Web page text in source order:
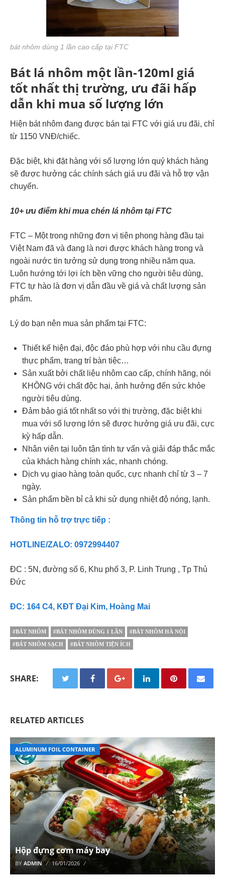
bát nhôm dùng 1 lần cao cấp tại FTC
Bát lá nhôm một lần-120ml giá
tốt nhất thị trường, ưu đãi hấp
dẫn khi mua số lượng lớn
Hiện bát nhôm đang được bán tại FTC với giá ưu đãi, chỉ
từ 1150 VNĐ/chiếc.
Đặc biệt, khi đặt hàng với số lượng lớn quý khách hàng
sẽ được hưởng các chính sách giá ưu đãi và hỗ trợ vận
chuyển.
10+ ưu điểm khi mua chén lá nhôm tại FTC
FTC – Một trong những đơn vị tiên phong hàng đầu tại
Việt Nam đã và đang là nơi được khách hàng trong và
ngoài nước tin tưởng sử dụng trong nhiều năm qua.
Luôn hướng tới lợi ích bền vững cho người tiêu dùng,
FTC tự hào là đơn vị dẫn đầu về giá và chất lượng sản
phẩm.
Lý do bạn nên mua sản phẩm tại FTC:
Thiết kế hiện đại, độc đáo phù hợp với nhu cầu đựng
thực phẩm, trang trí bàn tiệc…
Sản xuất bởi chất liệu nhôm cao cấp, chính hãng, nói
KHÔNG với chất độc hại, ảnh hưởng đến sức khỏe
người tiêu dùng.
Đảm bảo giá tốt nhất so với thị trường, đặc biệt khi
mua với số lượng lớn sẽ được hưởng giá ưu đãi, cực
kỳ hấp dẫn.
Nhân viên tại luôn tận tình tư vấn và giải đáp thắc mắc
của khách hàng chính xác, nhanh chóng.
Dịch vụ giao hàng toàn quốc, cực nhanh chỉ từ 3 – 7
ngày.
Sản phẩm bền bỉ cả khi sử dụng nhiệt độ nóng, lạnh.
Thông tin hỗ trợ trực tiếp :
HOTLINE/ZALO: 0972994407
ĐC : 5N, đường số 6, Khu phố 3, P. Linh Trung , Tp Thủ
Đức
ĐC: 164 C4, KĐT Đại Kim, Hoàng Mai
#BÁT NHÔM #BÁT NHÔM DÙNG 1 LẦN #BÁT NHÔM HÀ NỘI
#BÁT NHÔM SẠCH #BÁT NHÔM TIỆN ÍCH
SHARE:
RELATED ARTICLES
ALUMINUM FOIL CONTAINER
Hộp đựng cơm máy bay
BY ADMIN 16/01/2026